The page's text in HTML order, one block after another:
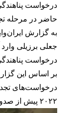
حاضر در مرحله
جعلی برزیلی
درخواست
بر اساس این
درخواست‌های
۲۰۲۲ پیش از صدور رای نهایی دادگاه، آلمان را ترک کرد.